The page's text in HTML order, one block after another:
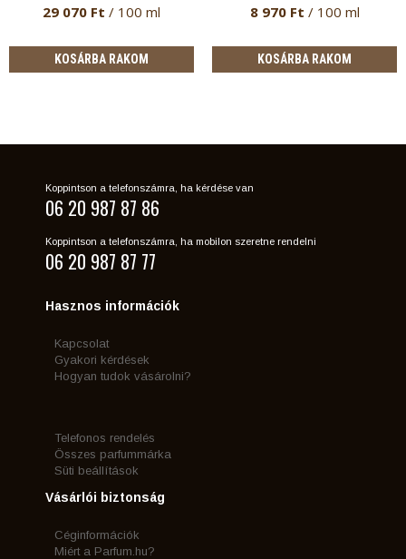
29 070 Ft / 100 ml
KOSÁRBA RAKOM
8 970 Ft / 100 ml
KOSÁRBA RAKOM
Koppintson a telefonszámra, ha kérdése van
06 20 987 87 86
Koppintson a telefonszámra, ha mobilon szeretne rendelni
06 20 987 87 77
Hasznos információk
Kapcsolat
Gyakori kérdések
Hogyan tudok vásárolni?
Telefonos rendelés
Összes parfummárka
Süti beállítások
Vásárlói biztonság
Céginformációk
Miért a Parfum.hu?